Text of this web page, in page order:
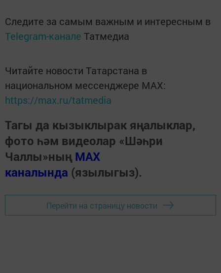
Следите за самым важным и интересным в
Telegram-канале Татмедиа
Читайте новости Татарстана в
национальном мессенджере MАХ:
https://max.ru/tatmedia
Тагы да кызыклырак яңалыклар,
фото һәм видеолар «Шәһри
Чаллы»ның MAX
каналында (язылыгыз).
Перейти на страницу новости